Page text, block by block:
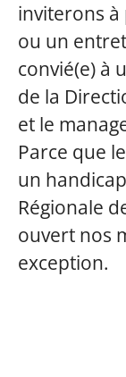
inviterons à
ou un
convié(e) à
de la
et le
Parce que
un
Régionale
ouvert nos
exception.